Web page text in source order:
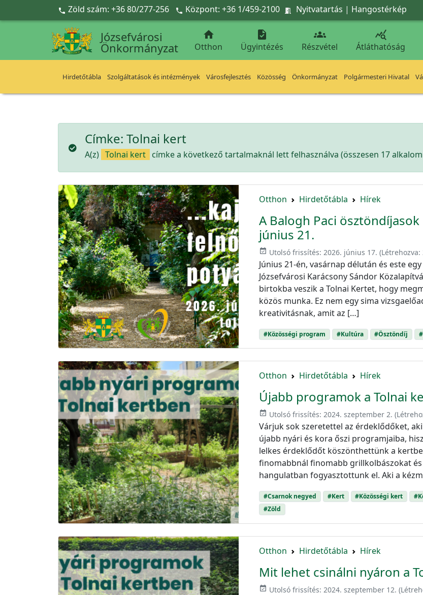
Ugrás a fő tartalomra
 Zöld szám: +36 80/277-256  Központ: +36 1/459-2100  Nyitvatartás | Hangostérkép
Józsefvárosi
Önkormányzat

Otthon

Ügyintézés

Részvétel

Átláthatóság
Hirdetőtábla Szolgáltatások és intézmények Városfejlesztés Közösség Önkormányzat Polgármesteri Hivatal
Címke: Tolnai kert
A(z) Tolnai kert címke a következő tartalmaknál lett felhasználva (összesen 17
Otthon Hirdetőtábla Hírek
A Balogh Paci
június 21.
event_available Utolsó frissítés:2026. június 17. (Létrehozva:
Június 21-én, vasárnap délután és este
Józsefvárosi Karácsony Sándor
birtokba veszik a Tolnai Kertet, hogy
közös munka. Ez nem egy sima
kreativitásnak, amit az […]
#Közösségi program #Kultúra #Ösztöndíj
Otthon Hirdetőtábla Hírek
Újabb programok a Tolnai
event_available Utolsó frissítés:2024. szeptember 2.
Várjuk sok szeretettel az érdeklődőket,
újabb nyári és kora őszi programjaiba,
lelkes érdeklődőt köszönthettünk a
finomabbnál finomabb grillkolbászokat
hangulatban fogyasztottunk el. Aki a
#Csarnok negyed #Kert #Közösségi kert
#Zöld
Otthon Hirdetőtábla Hírek
Mit lehet csinálni nyáron a
event_available Utolsó frissítés: 2024. szeptember 12.